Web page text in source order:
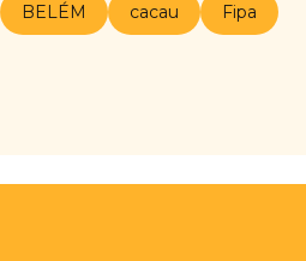
BELÉM cacau Fipa